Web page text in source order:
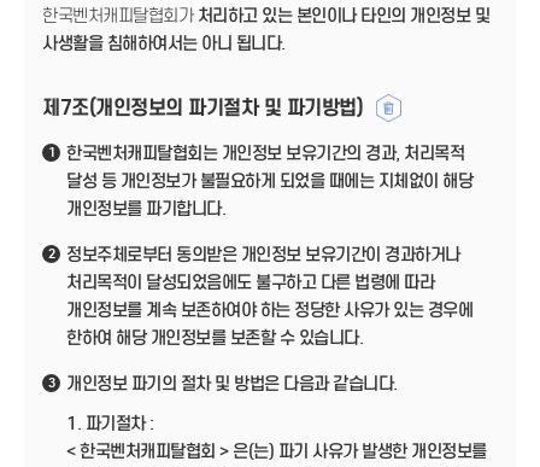
한국벤처캐피탈협회가처리하고 있는 본인이나 타인의 개인정보 및
사생활을 침해하여서는 아니 됩니다.
제7조(개인정보의 파기절차 및 파기방법)
1
한국벤처캐피탈협회는 개인정보 보유기간의 경과, 처리목적
달성 등 개인정보가 불필요하게 되었을 때에는 지체없이 해당
개인정보를 파기합니다.
2
정보주체로부터 동의받은 개인정보 보유기간이 경과하거나
처리목적이 달성되었음에도 불구하고 다른 법령에 따라
개인정보를 계속 보존하여야 하는 정당한 사유가 있는 경우에
한하여 해당 개인정보를 보존할 수 있습니다.
3
개인정보 파기의 절차 및 방법은 다음과 같습니다.
1. 파기절차 :
< 한국벤처캐피탈협회 > 은(는) 파기 사유가 발생한 개인정보를